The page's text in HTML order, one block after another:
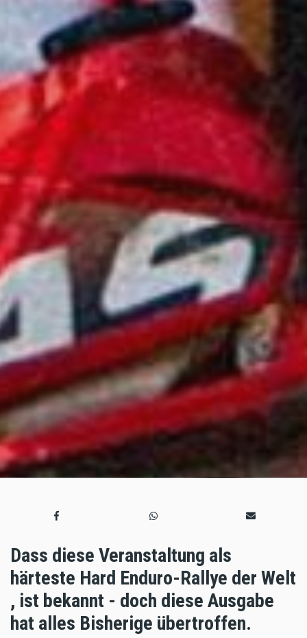
Dass diese Veranstaltung als
härteste Hard Enduro-Rallye der Welt
, ist bekannt - doch diese Ausgabe
hat alles Bisherige übertroffen.